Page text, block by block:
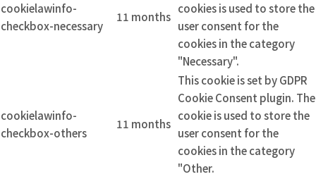
cookielawinfo-
checkbox-necessary
11 months
cookies is used to store the
user consent for the
cookies in the category
"Necessary".
cookielawinfo-
checkbox-others
11 months
This cookie is set by GDPR
Cookie Consent plugin. The
cookie is used to store the
user consent for the
cookies in the category
"Other.